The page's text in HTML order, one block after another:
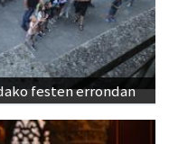
festen errondan